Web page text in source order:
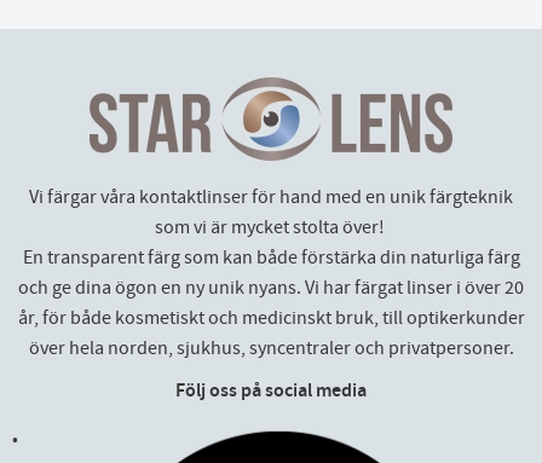
Vi färgar våra kontaktlinser för hand med en unik färgteknik
som vi är mycket stolta över!
En transparent färg som kan både förstärka din naturliga färg
och ge dina ögon en ny unik nyans. Vi har färgat linser i över 20
år, för både kosmetiskt och medicinskt bruk, till optikerkunder
över hela norden, sjukhus, syncentraler och privatpersoner.
Följ oss på social media